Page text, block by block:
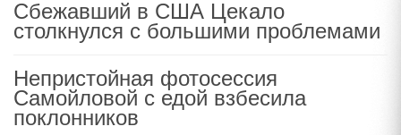
Сбежавший в США Цекало
столкнулся с большими проблемами
Непристойная фотосессия
Самойловой с едой взбесила
поклонников